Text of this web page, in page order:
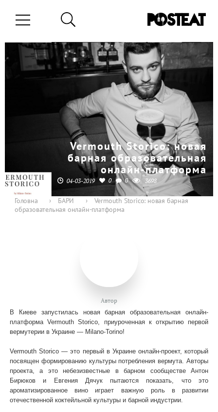
Vermouth Storico: новая
барная образовательная
онлайн-платформа
04-03-2019 0 0 3698
Головна › БАРИ ›
Vermouth Storico: новая барная
образовательная онлайн-платформа
Автор
В Киеве запустилась новая барная образовательная онлайн-
платформа Vermouth Storico, приуроченная к открытию первой
вермутерии в Украине — Milano-Torino!
Vermouth Storico — это первый в Украине онлайн-проект, который
посвящен формированию культуры потребления вермута. Авторы
проекта, а это небезизвестные в барном сообществе Антон
Бирюков и Евгения Дячук пытаются показать, что это
ароматизированное вино играет важную роль в развитии
отечественной коктейльной культуры и барной индустрии.